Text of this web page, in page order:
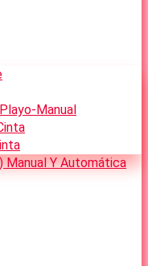
Manual
Y Automática